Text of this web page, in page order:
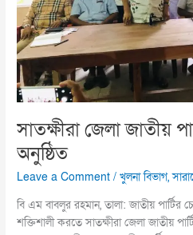
সাতক্ষীরা জেলা জাতীয়
অনুষ্ঠিত
Leave a Comment /খুলনা বিভাগ,
বি এম বাবলুর রহমান, তালা: জাতীয়
শক্তিশালী করতে সাতক্ষীরা জেলা জাতীয়